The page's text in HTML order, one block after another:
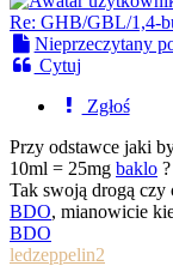
Re: GHB/GBL/1,4-
Nieprzeczytany
Cytuj
Zgłoś
Przy odstawce jaki
10ml = 25mg baklo ?
Tak swoją drogą czy
BDO, mianowicie
BDO
ledzeppelin2